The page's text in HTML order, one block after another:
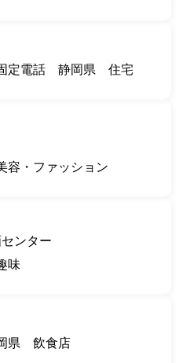
定電話 静岡県 住宅
容・ファッション
ンター
味
県 飲食店